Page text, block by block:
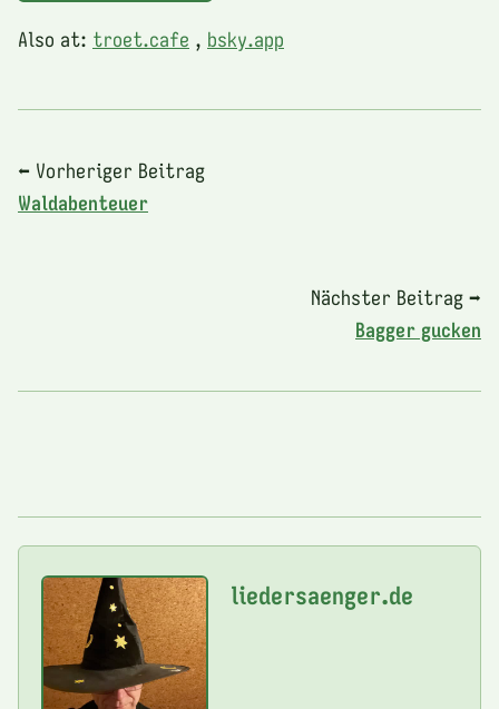
Also at: troet.cafe , bsky.app
⬅ Vorheriger Beitrag
Waldabenteuer
Nächster Beitrag ➡
Bagger gucken
liedersaenger.de